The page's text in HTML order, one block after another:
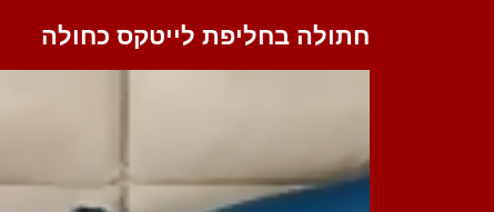
חתולה בחליפת לייטקס כחולה